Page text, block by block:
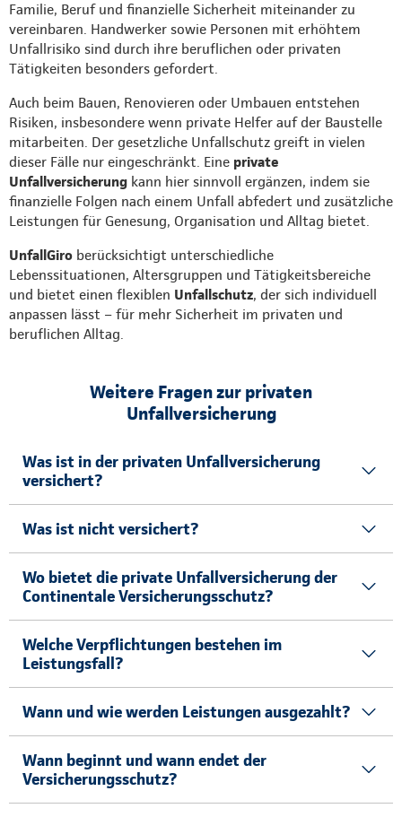
Familie, Beruf und finanzielle Sicherheit miteinander zu
vereinbaren. Handwerker sowie Personen mit erhöhtem
Unfallrisiko sind durch ihre beruflichen oder privaten
Tätigkeiten besonders gefordert.
Auch beim Bauen, Renovieren oder Umbauen entstehen
Risiken, insbesondere wenn private Helfer auf der Baustelle
mitarbeiten. Der gesetzliche Unfallschutz greift in vielen
dieser Fälle nur eingeschränkt. Eine private
Unfallversicherung kann hier sinnvoll ergänzen, indem sie
finanzielle Folgen nach einem Unfall abfedert und zusätzliche
Leistungen für Genesung, Organisation und Alltag bietet.
UnfallGiro berücksichtigt unterschiedliche
Lebenssituationen, Altersgruppen und Tätigkeitsbereiche
und bietet einen flexiblen Unfallschutz, der sich individuell
anpassen lässt – für mehr Sicherheit im privaten und
beruflichen Alltag.
Weitere Fragen zur privaten
Unfallversicherung
Was ist in der privaten Unfallversicherung
versichert?
Was ist nicht versichert?
Wo bietet die private Unfallversicherung der
Continentale Versicherungsschutz?
Welche Verpflichtungen bestehen im
Leistungsfall?
Wann und wie werden Leistungen ausgezahlt?
Wann beginnt und wann endet der
Versicherungsschutz?